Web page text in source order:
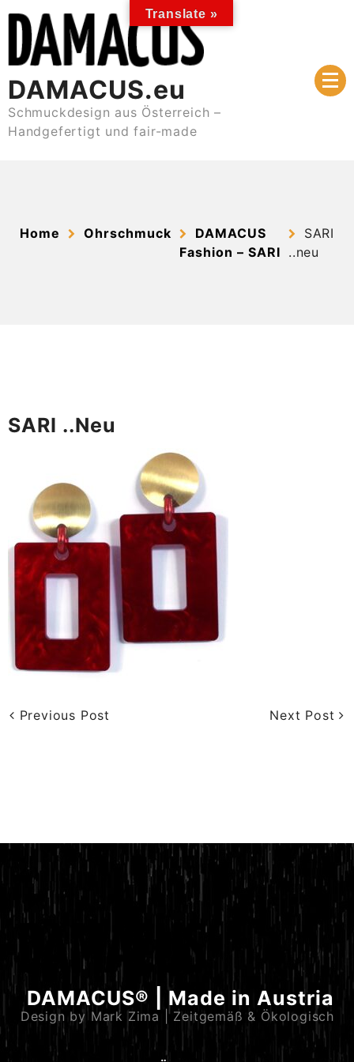
content
DAMACUS.eu
Schmuckdesign aus Österreich –
Handgefertigt und fair-made
Home Ohrschmuck
DAMACUS
Fashion – SARI
SARI
..neu
SARI ..neu
Previous Post Next Post
DAMACUS® | Made in Austria
Design by Mark Zima | Zeitgemäß & Ökologisch
Translate »